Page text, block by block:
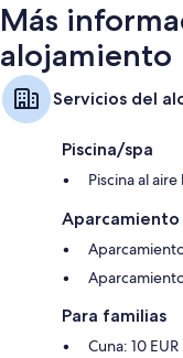
Más
alojamiento
Servicios del
Piscina/spa
Piscina al
Para familias
Cuna: 10